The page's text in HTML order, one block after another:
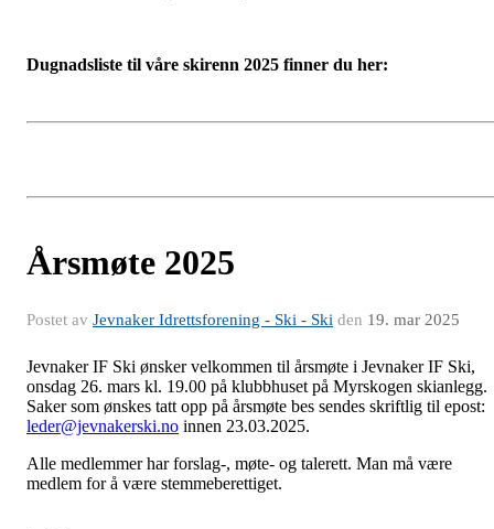
Dugnadsliste til våre skirenn 2025 finner du her:
Årsmøte 2025
Postet av Jevnaker Idrettsforening - Ski - Ski den 19. mar 2025
Jevnaker IF Ski ønsker velkommen til årsmøte i Jevnaker IF Ski,
onsdag 26. mars kl. 19.00 på klubbhuset på Myrskogen skianlegg.
Saker som ønskes tatt opp på årsmøte bes sendes skriftlig til epost:
leder@jevnakerski.no innen 23.03.2025.
Alle medlemmer har forslag-, møte- og talerett. Man må være
medlem for å være stemmeberettiget.